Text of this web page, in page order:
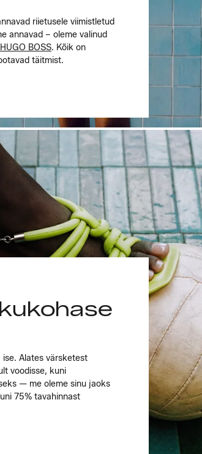
riietusele viimistletud
annavad – oleme valinud
HUGO BOSS. Kõik on
täitmist.
ise. Alates värsketest
voodisse, kuni
— me oleme sinu jaoks
75% tavahinnast